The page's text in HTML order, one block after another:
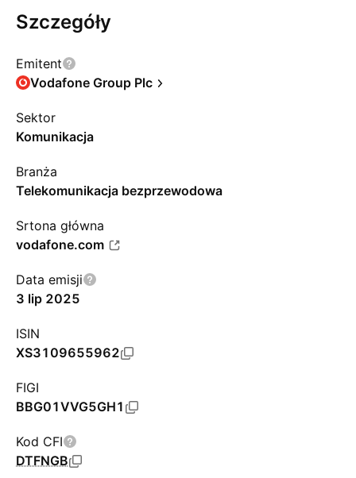
Szczegóły
Emitent
Vodafone Group Plc
Sektor
Komunikacja
Branża
Telekomunikacja bezprzewodowa
Srtona główna
vodafone.com
Data emisji
3 lip 2025
ISIN
XS3109655962
FIGI
BBG01VVG5GH1
Kod CFI
DTFNGB